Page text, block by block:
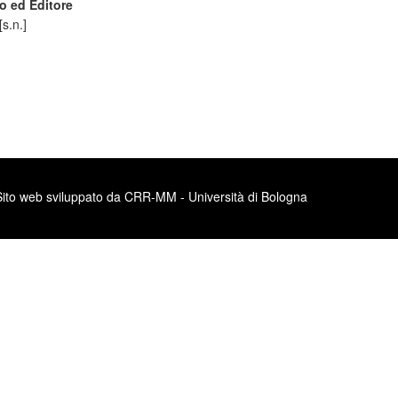
ed Editore
web sviluppato da CRR-MM - Università di Bologna